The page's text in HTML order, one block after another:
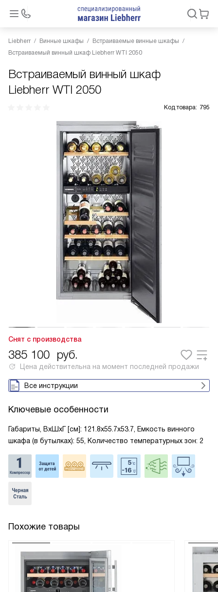
Liebherr Винные шкафы
Встраиваемые винные шкафы
Встраиваемый винный шкаф Liebherr WTI 2050
Встраиваемый винный шкаф
Liebherr WTI 2050
Код товара: 795
Снят с производства
385 100 руб.
Цена действительна на момент последней продажи
Все инструкции
Ключевые особенности
Габариты, ВxШxГ [см]: 121.8x55.7x53.7, Емкость винного
шкафа (в бутылках): 55, Количество температурных зон: 2
Похожие товары